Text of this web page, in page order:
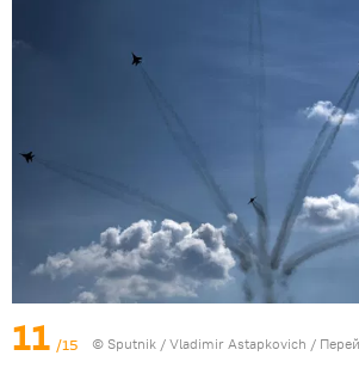
11 /15 © Sputnik / Vladimir Astapkovich /